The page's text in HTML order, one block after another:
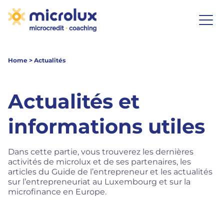
Home > Actualités
Actualités et
informations utiles
Dans cette partie, vous trouverez les dernières
activités de microlux et de ses partenaires, les
articles du Guide de l’entrepreneur et les actualités
sur l’entrepreneuriat au Luxembourg et sur la
microfinance en Europe.